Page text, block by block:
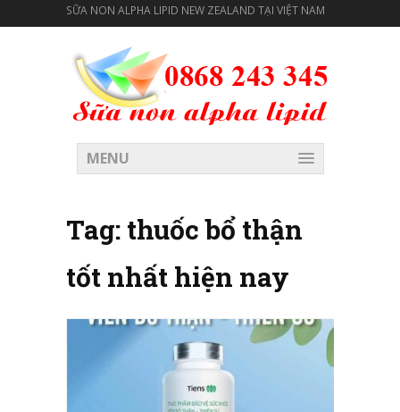
SỮA NON ALPHA LIPID NEW ZEALAND TẠI VIỆT NAM
MENU
Tag: thuốc bổ thận
tốt nhất hiện nay